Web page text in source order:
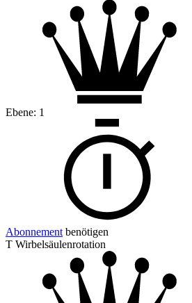
Ebene: 1
Abonnement benötigen
T Wirbelsäulenrotation